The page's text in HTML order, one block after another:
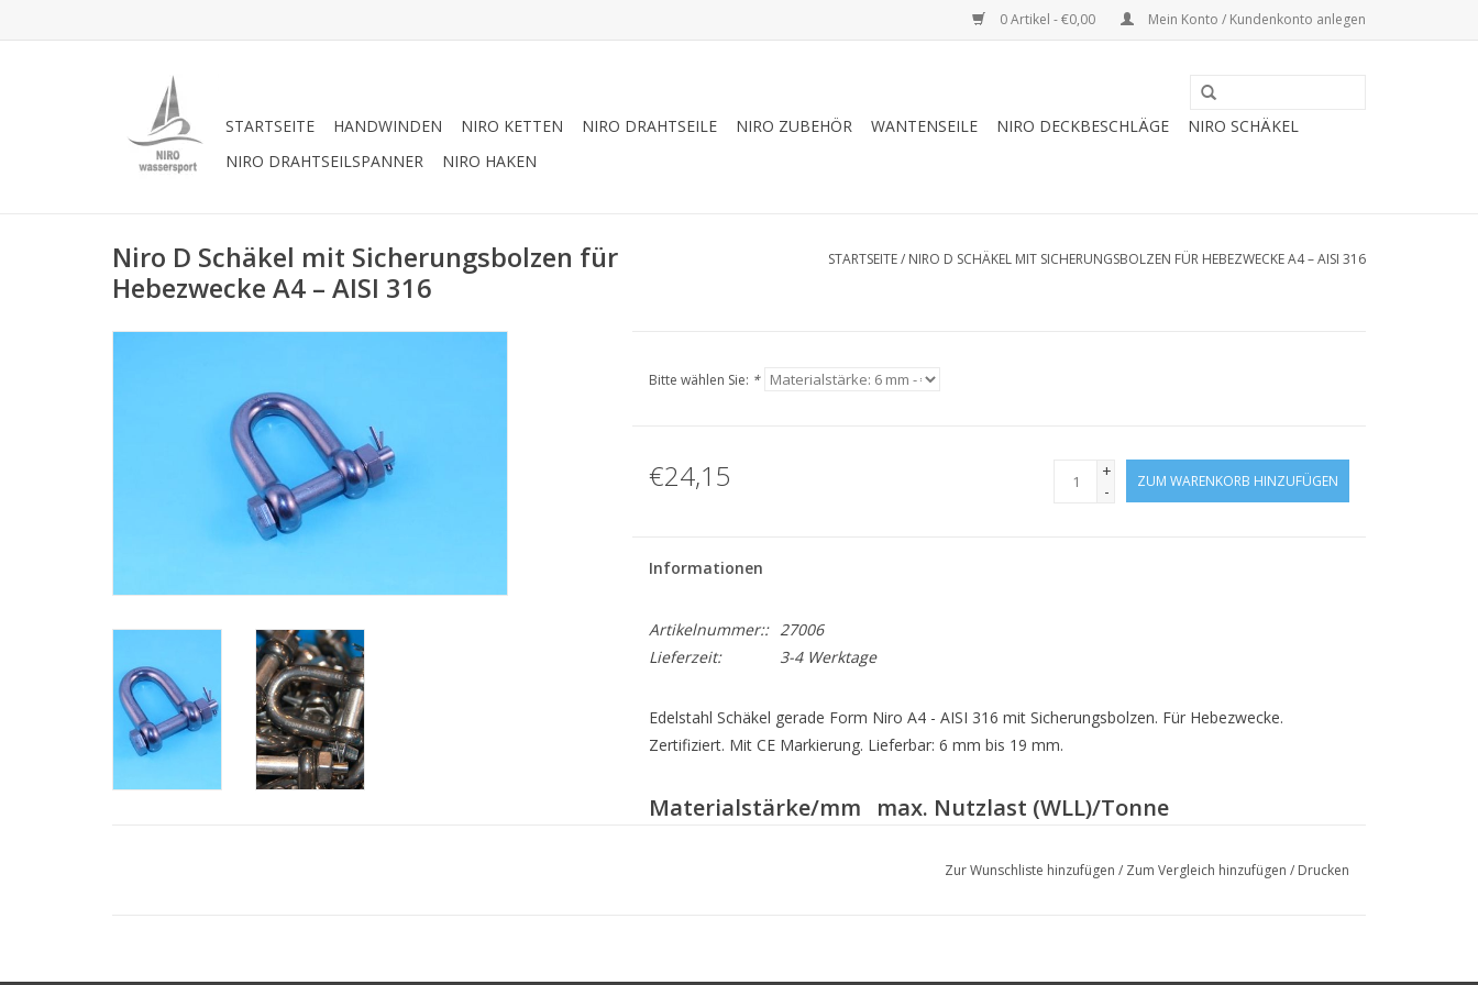
0 Artikel - €0,00 Mein Konto / Kundenkonto anlegen
STARTSEITE HANDWINDEN NIRO KETTEN NIRO DRAHTSEILE NIRO ZUBEHÖR WANTENSEILE NIRO DECKBESCHLÄGE
NIRO SCHÄKEL
NIRO DRAHTSEILSPANNER
NIRO HAKEN
Niro D Schäkel mit Sicherungsbolzen für
Hebezwecke A4 – AISI 316
STARTSEITE/ NIRO D SCHÄKEL MIT SICHERUNGSBOLZEN FÜR HEBEZWECKE A4 – AISI 316
Bitte wählen Sie: *
€24,15
+
-
ZUM WARENKORB HINZUFÜGEN
Informationen
Artikelnummer:: 27006
Lieferzeit:
3-4 Werktage
Edelstahl Schäkel gerade Form Niro A4 - AISI 316 mit Sicherungsbolzen. Für Hebezwecke.
Zertifiziert. Mit CE Markierung. Lieferbar: 6 mm bis 19 mm.
Materialstärke/mm max. Nutzlast (WLL)/Tonne
Zur Wunschliste hinzufügen / Zum Vergleich hinzufügen / Drucken